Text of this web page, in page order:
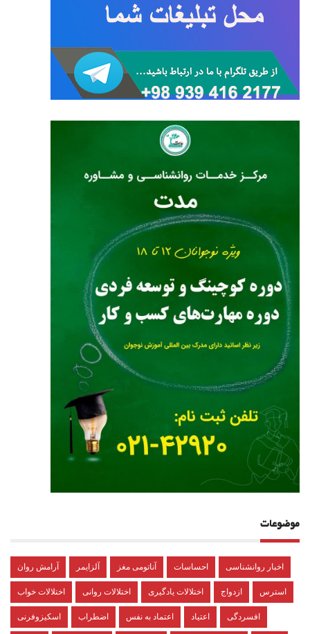
موضوعات
آرامش روان آلزایمر آناتومی مغز احساسات اخبار روانشناسی
اختلالات خواب اختلالات روانی اختلالات یادگیری ازدواج استرس
اسکیزوفرنی اضطراب اعتماد به نفس اعتیاد افسردگی